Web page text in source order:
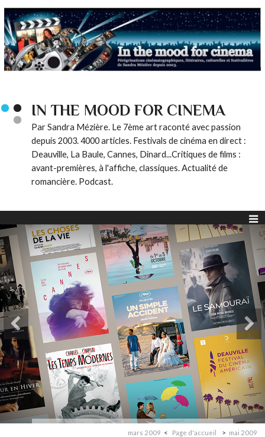
IN THE MOOD FOR CINEMA
Par Sandra Mézière. Le 7ème art raconté avec passion
depuis 2003. 4000 articles. Festivals de cinéma en direct :
Deauville, La Baule, Cannes, Dinard...Critiques de films :
avant-premières, à l'affiche, classiques. Actualité de
romancière. Podcast.
mars 2009 Page d'accueil mai 2009